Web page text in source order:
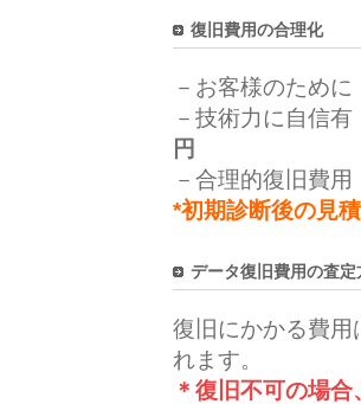
復旧費用の合理化
－お客様のため
－技術力に自
円
－合理的復旧費
*初期診断後の見
データ復旧費用の査定
復旧にかかる費用
れます。
＊復旧不可の場